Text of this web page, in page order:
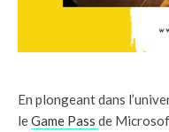
En plongeant dans
leGame Pass de